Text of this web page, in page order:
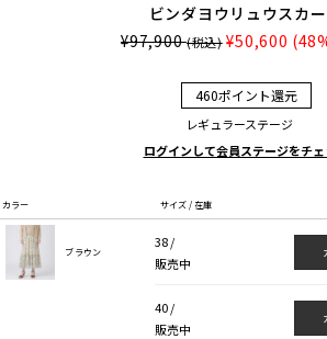
ビンダヨウリュウスカ
¥97,900(税込) ¥50,600
460ポイント還元
レギュラーステージ
ログインして会員ステージをチェ
カラー サイズ / 在庫
ブラウン
38 /
販売中
40 /
販売中